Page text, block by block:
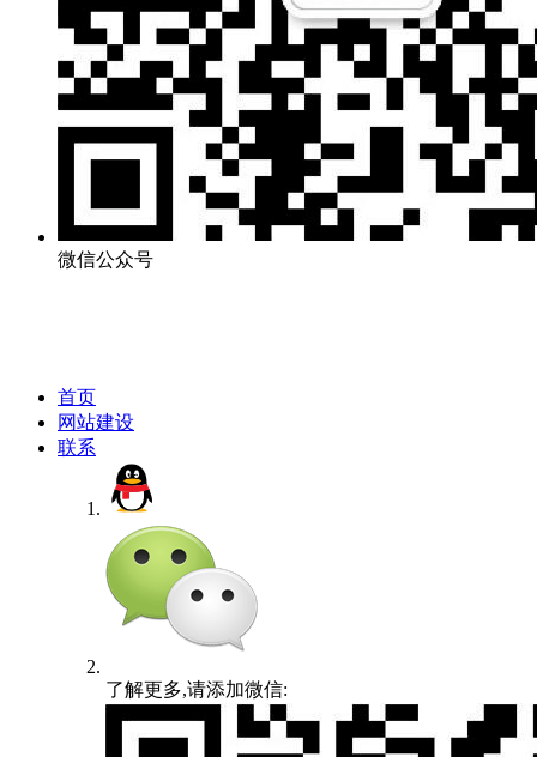
微信公众号
首页
网站建设
联系
了解更多,请添加微信: